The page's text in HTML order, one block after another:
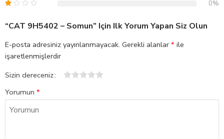
0%
“CAT 9H5402 – Somun” Için Ilk Yorum Yapan Siz Olun
E-posta adresiniz yayınlanmayacak. Gerekli alanlar * ile
işaretlenmişlerdir
Sizin dereceniz
Yorumun *